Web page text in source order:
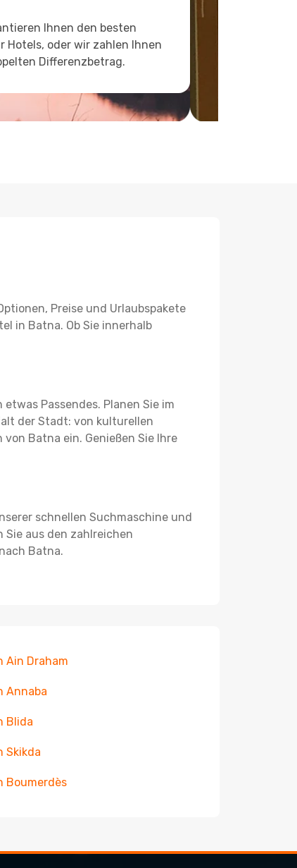
Ihnen den besten
Hotels, oder wir zahlen Ihnen
Differenzbetrag.
Preise und Urlaubspakete
in Batna. Ob Sie innerhalb
Passendes. Planen Sie im
der Stadt: von kulturellen
Batna ein. Genießen Sie Ihre
schnellen Suchmaschine und
Sie aus den zahlreichen
Batna.
Ain Draham
Annaba
Blida
Skikda
Boumerdès